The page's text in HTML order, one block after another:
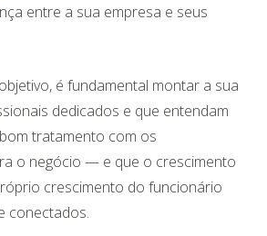
entre a sua empresa e seus
é fundamental montar a sua
dedicados e que entendam
tratamento com os
o negócio — e que o crescimento
crescimento do funcionário
conectados.